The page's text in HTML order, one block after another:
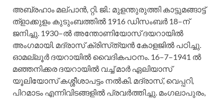
അബ്രഹാം മല്‌പാന്‍, റ്റി. ജി.: മുളന്തുരുത്തി കാട്ടുമങ്ങാട്ട്‌
ത്‌ളാക്കുളം കുടുംബത്തില്‍ 1916 ഡിസംബര്‍ 18–ന്‌
ജനിച്ചു. 1930–ല്‍ അന്തോണിയോസ്‌ ദയറായില്‍
അംഗമായി. മദ്രാസ്‌ ക്രിസ്‌ത്യന്‍ കോളജില്‍ പഠിച്ചു.
ഓമല്ലൂര്‍ ദയറായില്‍ വൈദികപഠനം. 16–7–1941 ല്‍
മഞ്ഞനിക്കര ദയറായില്‍ വച്ച്‌ മാര്‍ ഏലിയാസ്‌
യൂലിയോസ്‌ കശ്ശീശാപട്ടം നല്‍കി. മദ്രാസ്‌, വെപ്പറി,
പിറമാടം എന്നിവിടങ്ങളില്‍ പ്രവര്‍ത്തിച്ചു. മംഗലാപുരം,